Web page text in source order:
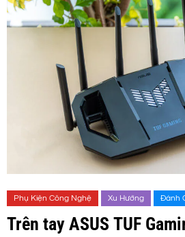
Phụ Kiện Công Nghệ Xu Hướng Đánh
Trên tay ASUS TUF